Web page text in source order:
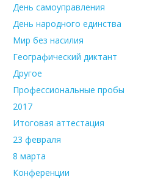
День самоуправления
День народного единства
Мир без насилия
Географический диктант
Другое
Профессиональные пробы
2017
Итоговая аттестация
23 февраля
8 марта
Конференции